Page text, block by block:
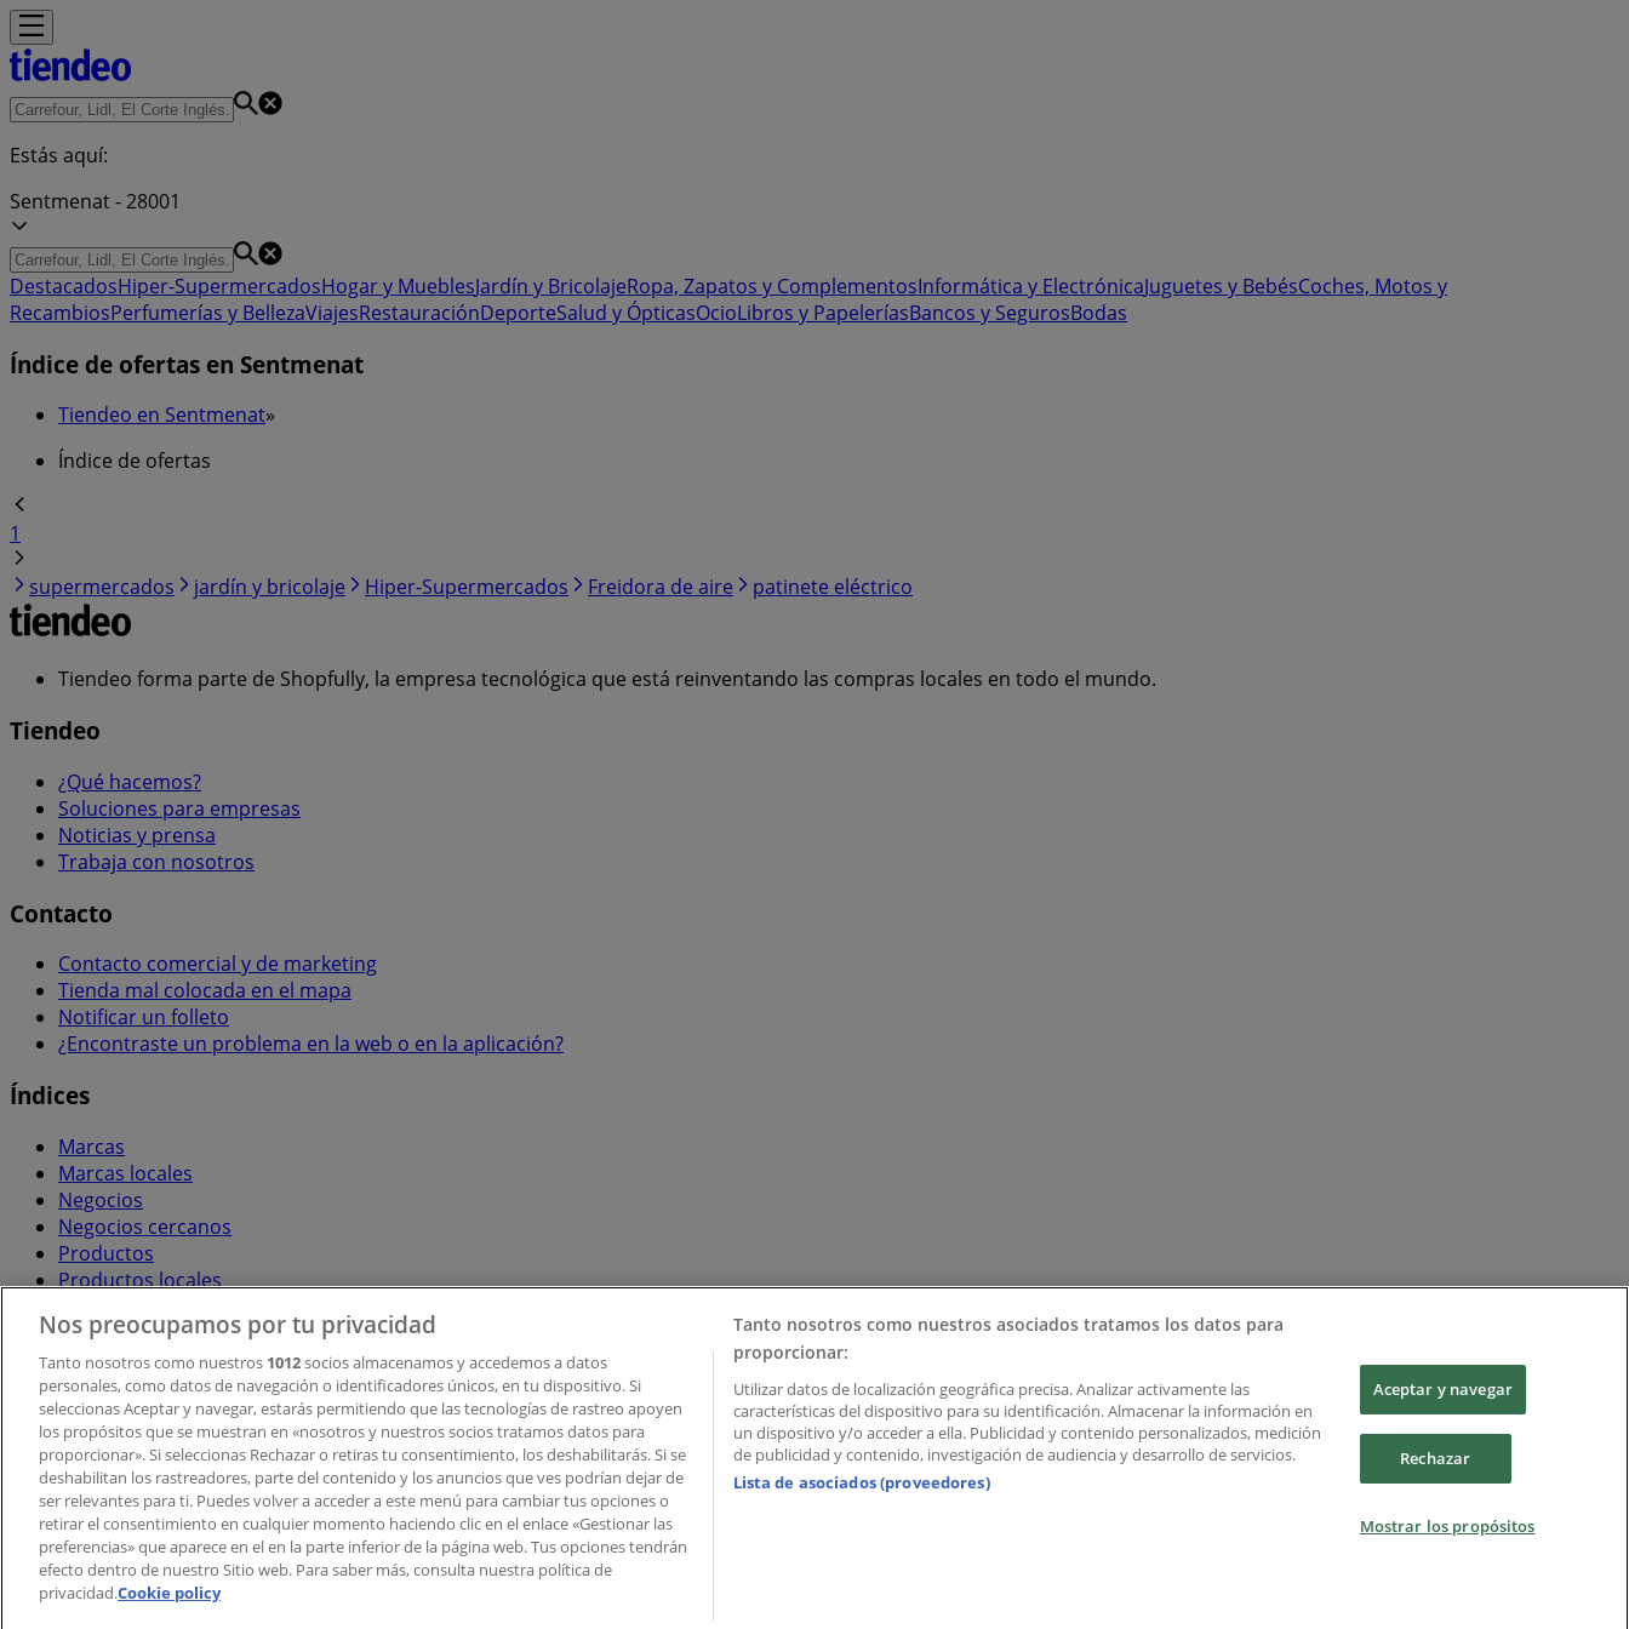
Estás aquí:
Sentmenat - 28001
DestacadosHiper-SupermercadosHogar y MueblesJardín y BricolajeRopa, Zapatos y ComplementosInformática y ElectrónicaJuguetes y BebésCoches, Motos y
RecambiosPerfumerías y BellezaViajesRestauraciónDeporteSalud y ÓpticasOcioLibros y PapeleríasBancos y SegurosBodas
Índice de ofertas en Sentmenat
Tiendeo en Sentmenat»
Índice de ofertas
1
supermercados
jardín y bricolaje Hiper-Supermercados Freidora de aire patinete eléctrico
Tiendeo forma parte de Shopfully, la empresa tecnológica que está reinventando las compras locales en todo el mundo.
Tiendeo
¿Qué hacemos?
Soluciones para empresas
Noticias y prensa
Trabaja con nosotros
Contacto
Contacto comercial y de marketing
Tienda mal colocada en el mapa
Notificar un folleto
¿Encontraste un problema en la web o en la aplicación?
Índices
Marcas
Marcas locales
Negocios
Negocios cercanos
Productos
Productos locales
Descargar la APP Tiendeo
Copyright © Tiendeo ® 2026 · Shopfully Marketing S.L.U. – Palau de Mar – 08039 Barcelona, Spain
Términos y condicionesPolítica de privacidad
Gestionar cookies
Nos preocupamos por tu privacidad
Tanto nosotros como nuestros 1012socios almacenamos y accedemos a datos
personales, como datos de navegación o identificadores únicos, en tu dispositivo. Si
seleccionas Aceptar y navegar, estarás permitiendo que las tecnologías de rastreo apoyen
los propósitos que se muestran en «nosotros y nuestros socios tratamos datos para
proporcionar». Si seleccionas Rechazar o retiras tu consentimiento, los deshabilitarás. Si se
deshabilitan los rastreadores, parte del contenido y los anuncios que ves podrían dejar de
ser relevantes para ti. Puedes volver a acceder a este menú para cambiar tus opciones o
retirar el consentimiento en cualquier momento haciendo clic en el enlace «Gestionar las
preferencias» que aparece en el en la parte inferior de la página web. Tus opciones tendrán
efecto dentro de nuestro Sitio web. Para saber más, consulta nuestra política de
privacidad.Cookie policy
Tanto nosotros como nuestros asociados tratamos los datos para
proporcionar:
Utilizar datos de localización geográfica precisa. Analizar activamente las
características del dispositivo para su identificación. Almacenar la información en
un dispositivo y/o acceder a ella. Publicidad y contenido personalizados, medición
de publicidad y contenido, investigación de audiencia y desarrollo de servicios.
Lista de asociados (proveedores)
Aceptar y navegar
Rechazar
Mostrar los propósitos